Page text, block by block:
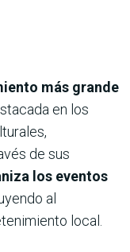
más grande
en los
de sus
los eventos
al
local.